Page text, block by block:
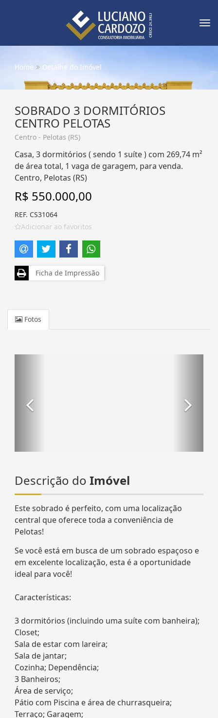
Home Detalhe do Imóvel
SOBRADO 3 DORMITÓRIOS
CENTRO PELOTAS
Centro - Pelotas (RS)
Casa, 3 dormitórios ( sendo 1 suíte ) com 269,74 m²
de área total, 1 vaga de garagem, para venda.
Centro, Pelotas (RS)
R$ 550.000,00
REF. CS31064
Adicionar ao favoritos
Ficha de Impressão
Fotos
Descrição do Imóvel
Este sobrado é perfeito, com uma localização
central que oferece toda a conveniência de
Pelotas!
Se você está em busca de um sobrado espaçoso e
em excelente localização, esta é a oportunidade
ideal para você!
Características:
3 dormitórios (incluindo uma suíte com banheira);
Closet;
Sala de estar com lareira;
Sala de jantar;
Cozinha; Dependência;
3 Banheiros;
Área de serviço;
Pátio com Piscina e área de churrasqueira;
Terraço; Garagem;